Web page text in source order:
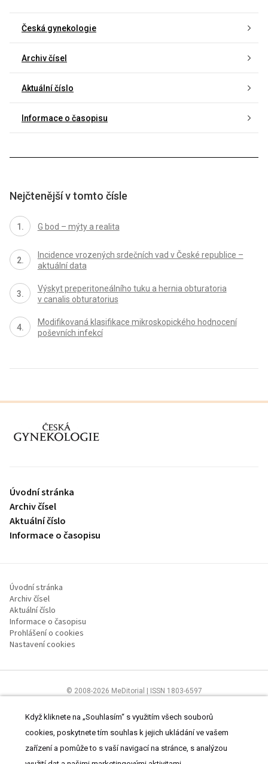
Česká gynekologie
Archiv čísel
Aktuální číslo
Informace o časopisu
Nejčtenější v tomto čísle
G bod – mýty a realita
Incidence vrozených srdečních vad v České republice –
aktuální data
Výskyt preperitoneálního tuku a hernia obturatoria
v canalis obturatorius
Modifikovaná klasifikace mikroskopického hodnocení
poševních infekcí
proLékaře.cz
Úvodní stránka
Archiv čísel
Aktuální číslo
Informace o časopisu
Úvodní stránka
Archiv čísel
Aktuální číslo
Informace o časopisu
Prohlášení o cookies
Nastavení cookies
© 2008-2026 MeDitorial | ISSN 1803-6597
zdravotnictví.Čtěte prohlášeníaZásady zpracování osobních údajů
Když kliknete na „Souhlasím“ s využitím všech souborů
cookies, poskytnete tím souhlas k jejich ukládání ve vašem
zařízení a pomůže to s vaší navigací na stránce, s analýzou